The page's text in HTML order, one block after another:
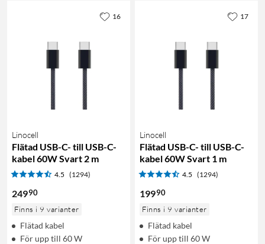
Linocell
Flätad USB-C- till USB-C-
kabel 60W Svart 2 m
4.5 (1294)
24990
Finns i 9 varianter
Flätad kabel
För upp till 60 W
16
Linocell
Flätad USB-C- till USB-C-
kabel 60W Svart 1 m
4.5 (1294)
19990
Finns i 9 varianter
Flätad kabel
För upp till 60 W
17